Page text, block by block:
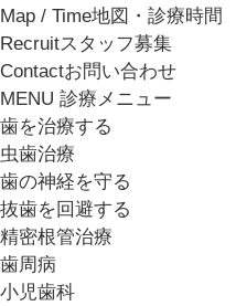
Map / Time地図・診療時間
Recruitスタッフ募集
Contactお問い合わせ
MENU 診療メニュー
歯を治療する
虫歯治療
歯の神経を守る
抜歯を回避する
精密根管治療
歯周病
小児歯科